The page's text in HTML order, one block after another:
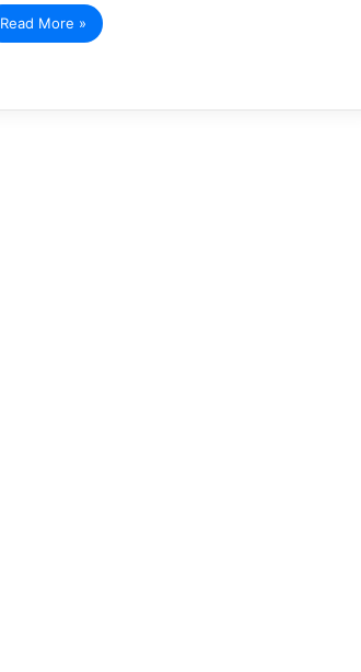
Read More »